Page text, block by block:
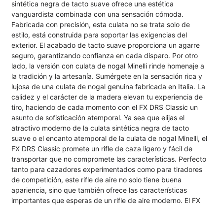
sintética negra de tacto suave ofrece una estética
vanguardista combinada con una sensación cómoda.
Fabricada con precisión, esta culata no se trata solo de
estilo, está construida para soportar las exigencias del
exterior. El acabado de tacto suave proporciona un agarre
seguro, garantizando confianza en cada disparo. Por otro
lado, la versión con culata de nogal Minelli rinde homenaje a
la tradición y la artesanía. Sumérgete en la sensación rica y
lujosa de una culata de nogal genuina fabricada en Italia. La
calidez y el carácter de la madera elevan tu experiencia de
tiro, haciendo de cada momento con el FX DRS Classic un
asunto de sofisticación atemporal. Ya sea que elijas el
atractivo moderno de la culata sintética negra de tacto
suave o el encanto atemporal de la culata de nogal Minelli, el
FX DRS Classic promete un rifle de caza ligero y fácil de
transportar que no compromete las características. Perfecto
tanto para cazadores experimentados como para tiradores
de competición, este rifle de aire no solo tiene buena
apariencia, sino que también ofrece las características
importantes que esperas de un rifle de aire moderno. El FX